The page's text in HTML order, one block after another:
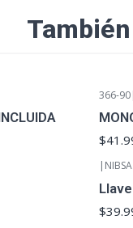
366-90|
| NIBSA